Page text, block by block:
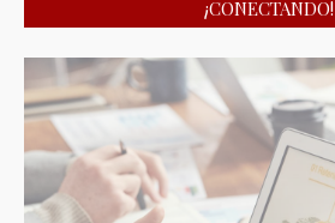
¡CONECTANDO!